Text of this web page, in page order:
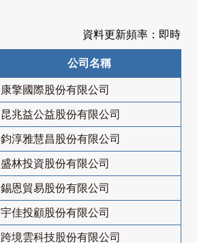
資料更新頻率：即時
公司名稱
康擎國際股份有限公司
昆兆益公益股份有限公司
鈞淳雅慧昌股份有限公司
盛林投資股份有限公司
錫恩貿易股份有限公司
宇佳投顧股份有限公司
跨境雲科技股份有限公司